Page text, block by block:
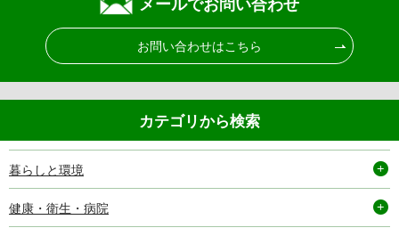
お問い合わせはこちら
カテゴリから検索
暮らしと環境
健康・衛生・病院